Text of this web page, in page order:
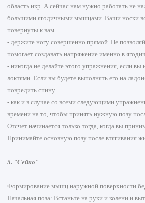
область икр. А сейчас нам нужно работать не
большими ягодичными мышцами. Ваши носки
повернуты к вам.
- держите ногу совершенно прямой. Не
помогает создавать напряжение именно в
- никогда не делайте этого упражнения, если вы
локтями. Если вы будете выполнять его на
повредить спину.
- как и в случае со всеми следующими
времени на то, чтобы принять нужную позу
Отсчет начинается только тогда, когда вы
Принимайте основную позу после втягивания
5. "Сейко"
Формирование мышц наружной поверхности
Начальная поза: Встаньте на руки и колени и